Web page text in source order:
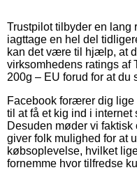
Trustpilot tilbyder en
iagttage en hel del
kan det være til hjælp, at
virksomhedens ratings af
200g – EU forud for at du
Facebook forærer dig
til at få et kig ind i
Desuden møder vi
giver folk mulighed for at
købsoplevelse, hvilket
fornemme hvor tilfredse